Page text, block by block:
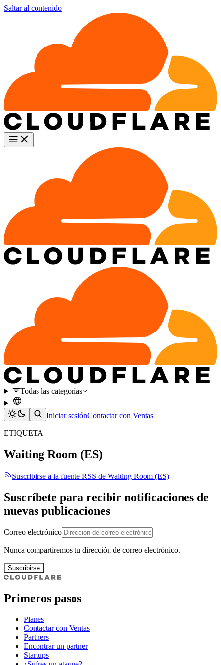
Saltar al contenido
Todas las categorías
Iniciar sesiónContactar con Ventas
ETIQUETA
Waiting Room (ES)
Suscribirse a la fuente RSS de Waiting Room (ES)
Suscríbete para recibir notificaciones de
nuevas publicaciones
Correo electrónico
Nunca compartiremos tu dirección de correo electrónico.
Suscribirse
Primeros pasos
Planes
Contactar con Ventas
Partners
Encontrar un partner
Startups